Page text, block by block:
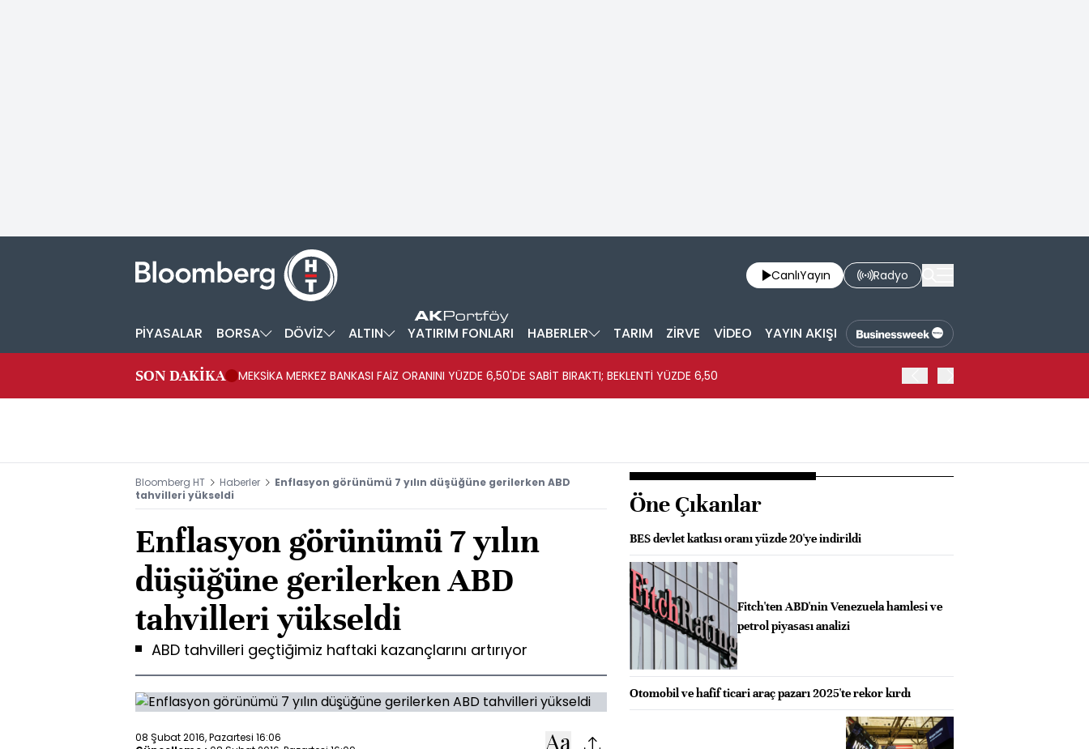
CanlıYayın Radyo
PİYASALAR BORSA DÖVİZ ALTIN YATIRIM FONLARI HABERLER TARIM ZİRVE VİDEO YAYIN AKIŞI
SON DAKİKA MEKSİKA MERKEZ BANKASI FAİZ ORANINI YÜZDE 6,50'DE SABİT BIRAKTI; BEKLENTİ YÜZDE 6,50
Bloomberg HT Haberler
Enflasyon görünümü 7 yılın düşüğüne gerilerken ABD
tahvilleri yükseldi
Enflasyon görünümü 7 yılın
düşüğüne gerilerken ABD
tahvilleri yükseldi
ABD tahvilleri geçtiğimiz haftaki kazançlarını artırıyor
08 Şubat 2016, Pazartesi 16:06
Öne Çıkanlar
BES devlet katkısı oranı yüzde 20'ye indirildi
Fitch'ten ABD'nin Venezuela hamlesi ve
petrol piyasası analizi
Otomobil ve hafif ticari araç pazarı 2025'te rekor kırdı